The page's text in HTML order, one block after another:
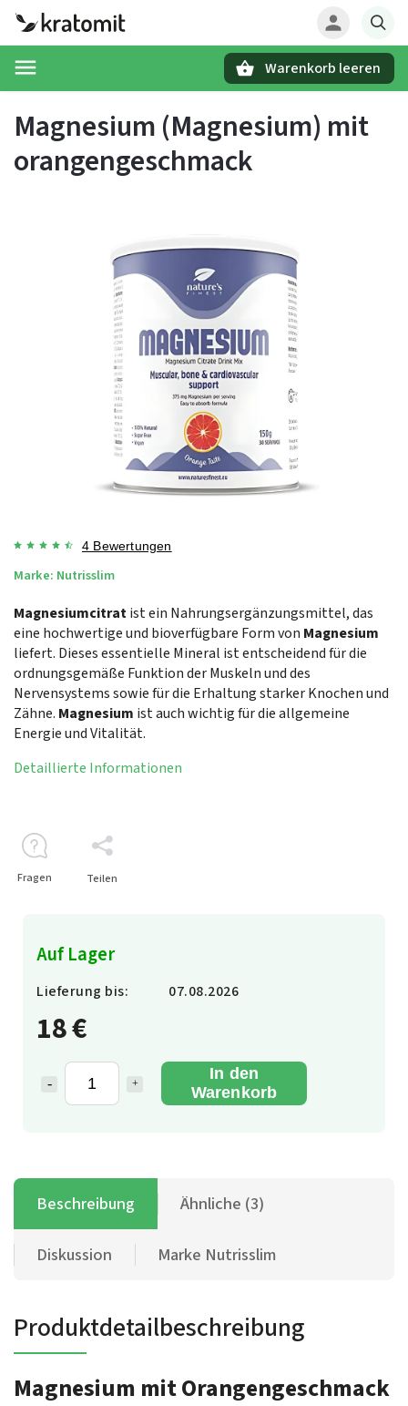
Warenkorb leeren
Magnesium (Magnesium) mit
orangengeschmack
4 Bewertungen
Marke: Nutrisslim
18 €
In den
Warenkorb
Auf Lager
Lieferung bis: 07.08.2026
Magnesiumcitratist ein Nahrungsergänzungsmittel, das
eine hochwertige und bioverfügbare Form von Magnesium
liefert. Dieses essentielle Mineral ist entscheidend für die
ordnungsgemäße Funktion der Muskeln und des
Nervensystems sowie für die Erhaltung starker Knochen und
Zähne. Magnesium ist auch wichtig für die allgemeine
Energie und Vitalität.
Detaillierte Informationen
Fragen Teilen
Beschreibung Ähnliche (3)
Diskussion Marke Nutrisslim
Produktdetailbeschreibung
Magnesium mit Orangengeschmack